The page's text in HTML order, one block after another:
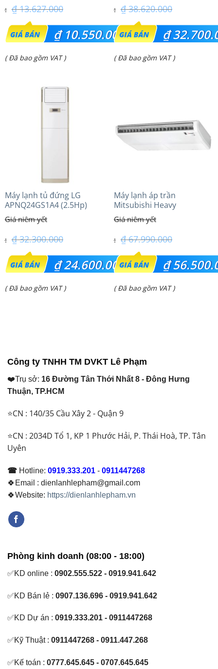
₫13.627.000
Giá
gốc
là:
₫10.550.000
Giá
( Đã bao gồm VAT )
₫38.620.000
Giá
gốc
là:
₫
Giá
₫ 32.700.000.
( Đã bao gồm VAT )
Máy lạnh tủ đứng LG
APNQ24GS1A4 (2.5Hp)
Inverter
₫32.300.000
Giá
gốc
là:
₫24.600.000
Giá
( Đã bao gồm VAT )
Máy lạnh áp trần
Mitsubishi Heavy
FDE140VG (6.0Hp) Cao cấp
– 1 Pha
₫67.990.000
Giá
gốc
là:
₫
Giá
( Đã bao gồm VAT )
Công ty TNHH TM DVKT Lê Phạm
❤️Trụ sở: 16 Đường Tân Thới Nhất 8 - Đông Hưng
Thuận, TP.HCM
⭐CN : 140/35 Cầu Xây 2 - Quận 9
⭐CN : 2034D Tổ 1, KP 1 Phước Hải, P. Thái Hoà, TP. Tân
Uyên
☎ Hotline: 0919.333.201 - 0911447268
🍀Email : dienlanhlepham@gmail.com
🍀Website: https://dienlanhlepham.vn
Phòng kinh doanh (08:00 - 18:00)
✅KD online : 0902.555.522 - 0919.941.642
✅KD Bán lẻ : 0907.136.696 - 0919.941.642
✅KD Dự án : 0919.333.201 - 0911447268
✅Kỹ Thuật : 0911447268 - 0911.447.268
✅Kế toán : 0777.645.645 - 0707.645.645